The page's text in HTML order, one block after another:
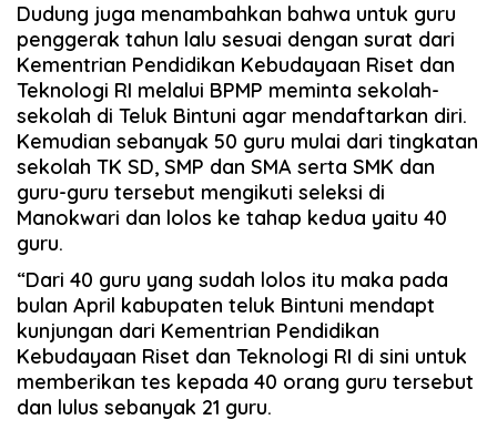
Dudung juga menambahkan bahwa untuk guru
penggerak tahun lalu sesuai dengan surat dari
Kementrian Pendidikan Kebudayaan Riset dan
Teknologi RI melalui BPMP meminta sekolah-
sekolah di Teluk Bintuni agar mendaftarkan diri.
Kemudian sebanyak 50 guru mulai dari tingkatan
sekolah TK SD, SMP dan SMA serta SMK dan
guru-guru tersebut mengikuti seleksi di
Manokwari dan lolos ke tahap kedua yaitu 40
guru.
“Dari 40 guru yang sudah lolos itu maka pada
bulan April kabupaten teluk Bintuni mendapt
kunjungan dari Kementrian Pendidikan
Kebudayaan Riset dan Teknologi RI di sini untuk
memberikan tes kepada 40 orang guru tersebut
dan lulus sebanyak 21 guru.